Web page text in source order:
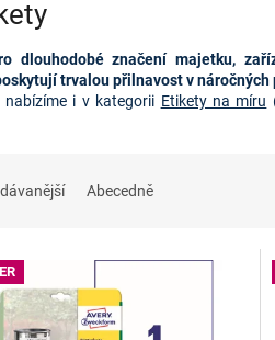
dlouhodobé značení majetku,
trvalou přilnavost v náročných
nabízíme i v kategorii Etikety na míru
Abecedně